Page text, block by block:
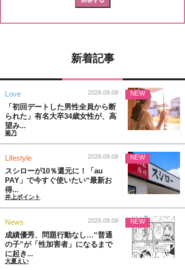
新着記事
Love 2026.08.08
「初回デートした男性全員から断
られた」有名大卒34歳女性が、高
望み...
菊乃
NEW
Lifestyle 2026.08.08
スシローが10％還元に！「au
PAY」で今すぐ使いたい“最新お
得...
井上ポイント
NEW
News 2026.08.08
成績優秀、問題行動なし…“普通
の子”が「性加害者」になるまで
に起き...
大夏えい
NEW